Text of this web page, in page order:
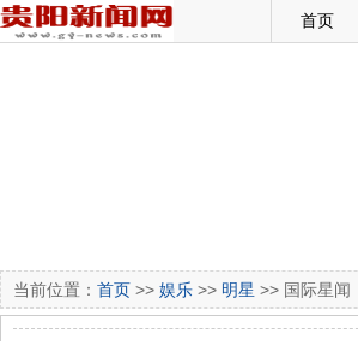
首页
当前位置： 首页 >> 娱乐 >> 明星 >> 国际星闻